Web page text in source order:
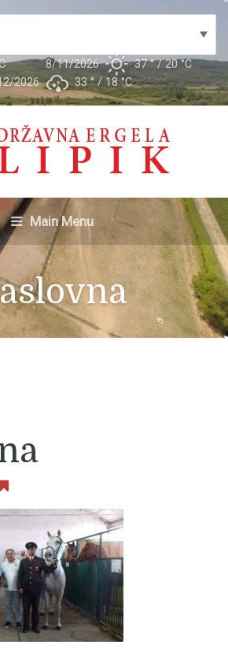
8/11/2026 37 ° 20 °C
2026
33 ° 18 °C
Main Menu